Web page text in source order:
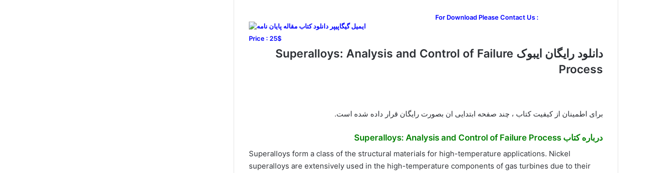
For Download Please Contact Us :
Price : 25$
دانلود رایگان ایبوک Superalloys: Analysis and Control of Failure
Process
برای اطمینان از کیفیت کتاب ، چند صفحه ابتدایی ان بصورت رایگان قرار داده شده است.
درباره کتاب Superalloys: Analysis and Control of Failure Process
Superalloys form a class of the structural materials for high-temperature applications. Nickel
superalloys are extensively used in the high-temperature components of gas turbines due to their